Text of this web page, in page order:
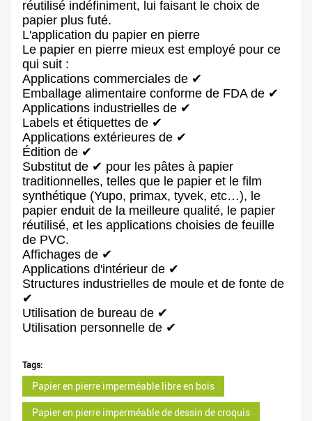
réutilisé indéfiniment, lui faisant le choix de
papier plus futé.
L'application du papier en pierre
Le papier en pierre mieux est employé pour ce
qui suit :
Applications commerciales de ✔
Emballage alimentaire conforme de FDA de ✔
Applications industrielles de ✔
Labels et étiquettes de ✔
Applications extérieures de ✔
Édition de ✔
Substitut de ✔ pour les pâtes à papier
traditionnelles, telles que le papier et le film
synthétique (Yupo, primax, tyvek, etc…), le
papier enduit de la meilleure qualité, le papier
réutilisé, et les applications choisies de feuille
de PVC.
Affichages de ✔
Applications d'intérieur de ✔
Structures industrielles de moule et de fonte de
✔
Utilisation de bureau de ✔
Utilisation personnelle de ✔
Tags:
Papier en pierre imperméable libre en bois
Papier en pierre imperméable de dessin de croquis